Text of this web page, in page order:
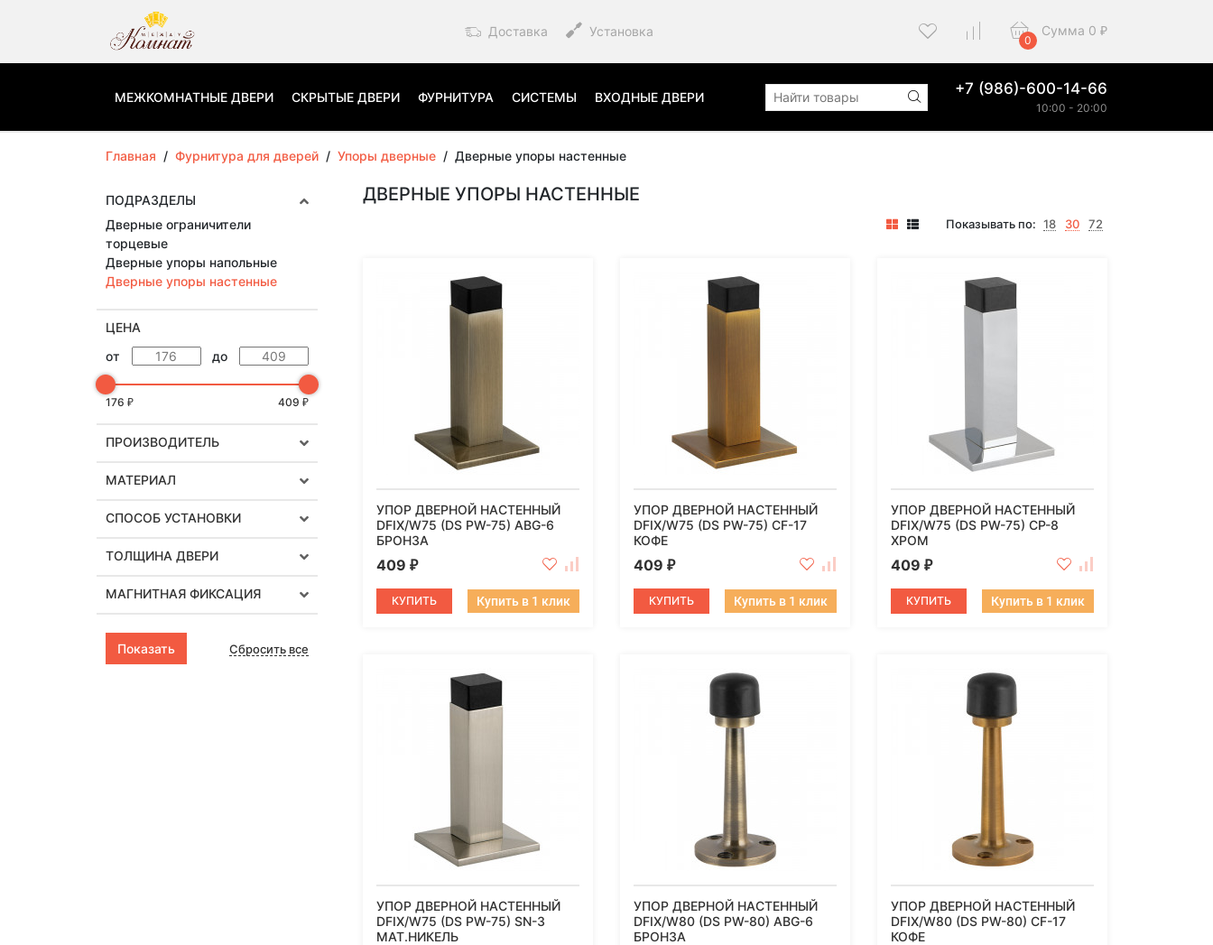
Доставка Установка
0
Сумма 0 ₽
МЕЖКОМНАТНЫЕ ДВЕРИ СКРЫТЫЕ ДВЕРИ ФУРНИТУРА СИСТЕМЫ ВХОДНЫЕ ДВЕРИ +7 (986)-600-14-66
10:00 - 20:00
Главная / Фурнитура для дверей / Упоры дверные / Дверные упоры настенные
ПОДРАЗДЕЛЫ
Дверные ограничители
торцевые
Дверные упоры напольные
Дверные упоры настенные
ЦЕНА
от
до
409 ₽
176 ₽
ПРОИЗВОДИТЕЛЬ
МАТЕРИАЛ
СПОСОБ УСТАНОВКИ
ТОЛЩИНА ДВЕРИ
МАГНИТНАЯ ФИКСАЦИЯ
Сбросить все
ДВЕРНЫЕ УПОРЫ НАСТЕННЫЕ
Показывать по: 18 30 72
УПОР ДВЕРНОЙ НАСТЕННЫЙ
DFIX/W75 (DS PW-75) ABG-6
БРОНЗА
409 ₽
КУПИТЬ Купить в 1 клик
УПОР ДВЕРНОЙ НАСТЕННЫЙ
DFIX/W75 (DS PW-75) CF-17
КОФЕ
409 ₽
КУПИТЬ Купить в 1 клик
УПОР ДВЕРНОЙ НАСТЕННЫЙ
DFIX/W75 (DS PW-75) CP-8
ХРОМ
409 ₽
КУПИТЬ Купить в 1 клик
УПОР ДВЕРНОЙ НАСТЕННЫЙ
DFIX/W75 (DS PW-75) SN-3
МАТ.НИКЕЛЬ
УПОР ДВЕРНОЙ НАСТЕННЫЙ
DFIX/W80 (DS PW-80) ABG-6
БРОНЗА
УПОР ДВЕРНОЙ НАСТЕННЫЙ
DFIX/W80 (DS PW-80) CF-17
КОФЕ